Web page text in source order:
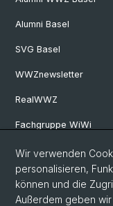
Alumni Basel
SVG Basel
WWZnewsletter
RealWWZ
Fachgruppe WiWi
Social Media
LinkedIn
Wir verwenden
personalisieren,
können und die
Außerdem geben